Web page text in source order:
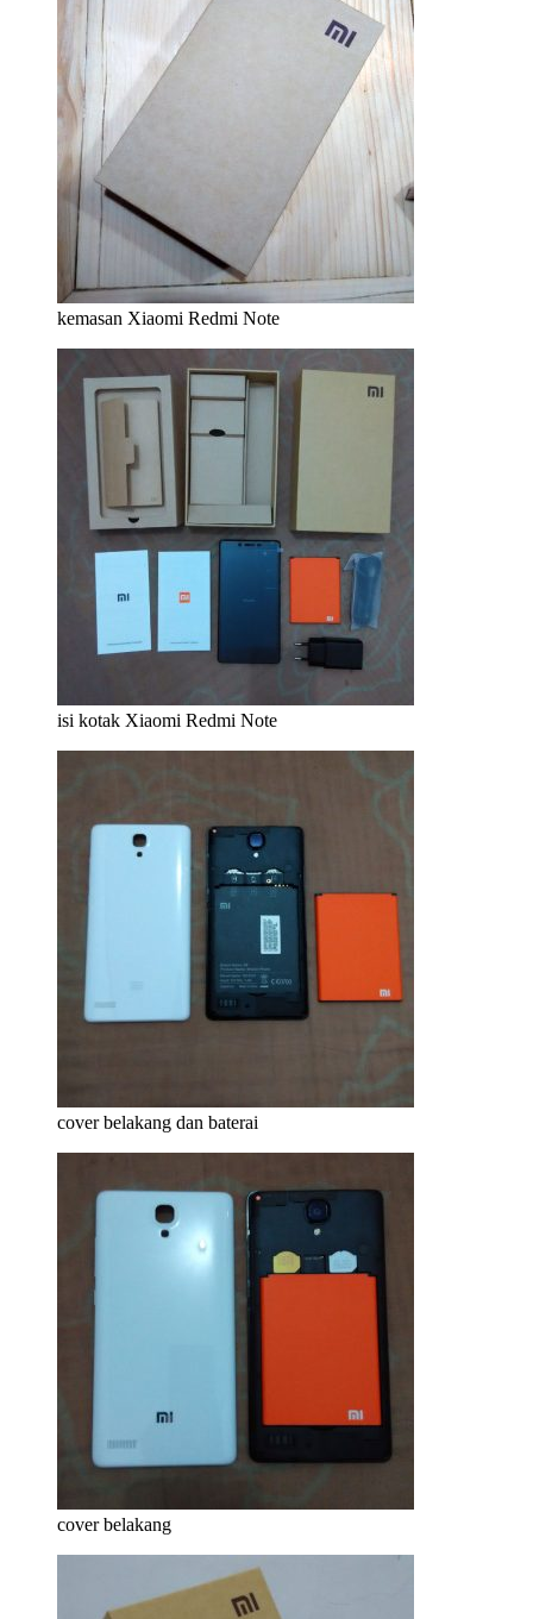
kemasan Xiaomi Redmi Note
isi kotak Xiaomi Redmi Note
cover belakang dan baterai
cover belakang